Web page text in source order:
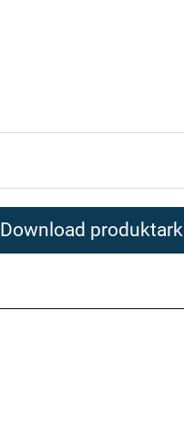
Download produktark